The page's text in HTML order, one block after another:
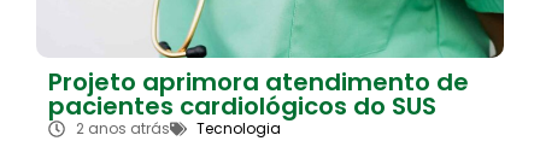
Projeto aprimora atendimento de
pacientes cardiológicos do SUS
2 anos atrás Tecnologia